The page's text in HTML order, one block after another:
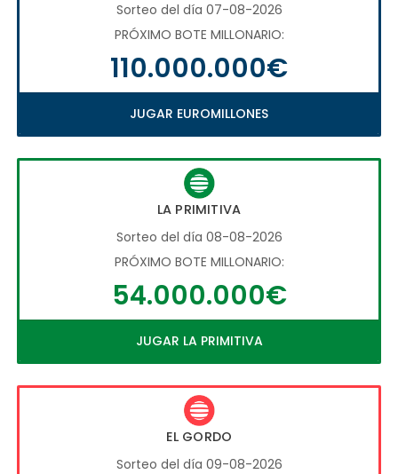
Sorteo del día 07-08-2026
PRÓXIMO BOTE MILLONARIO:
110.000.000€
JUGAR EUROMILLONES
LA PRIMITIVA
Sorteo del día 08-08-2026
PRÓXIMO BOTE MILLONARIO:
54.000.000€
JUGAR LA PRIMITIVA
EL GORDO
Sorteo del día 09-08-2026